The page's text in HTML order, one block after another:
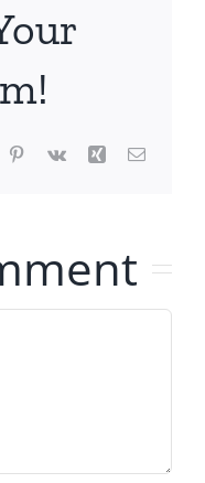
Pinterest
Vk Xing Email